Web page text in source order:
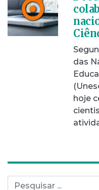
das
hoje
Pesquisar por: